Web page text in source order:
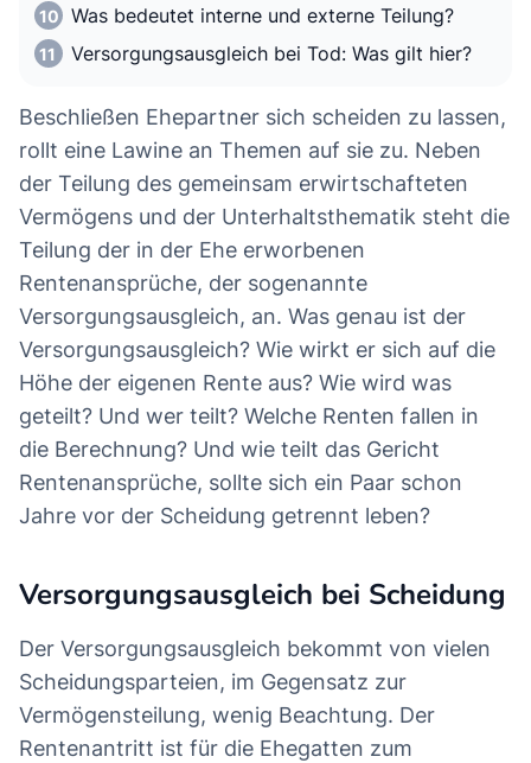
Was bedeutet interne und externe Teilung?
Versorgungsausgleich bei Tod: Was gilt hier?
Beschließen Ehepartner sich scheiden zu lassen,
rollt eine Lawine an Themen auf sie zu. Neben
der Teilung des gemeinsam erwirtschafteten
Vermögens und der Unterhaltsthematik steht die
Teilung der in der Ehe erworbenen
Rentenansprüche, der sogenannte
Versorgungsausgleich, an. Was genau ist der
Versorgungsausgleich? Wie wirkt er sich auf die
Höhe der eigenen Rente aus? Wie wird was
geteilt? Und wer teilt? Welche Renten fallen in
die Berechnung? Und wie teilt das Gericht
Rentenansprüche, sollte sich ein Paar schon
Jahre vor der Scheidung getrennt leben?
Versorgungsausgleich bei Scheidung
Der Versorgungsausgleich bekommt von vielen
Scheidungsparteien, im Gegensatz zur
Vermögensteilung, wenig Beachtung. Der
Rentenantritt ist für die Ehegatten zum